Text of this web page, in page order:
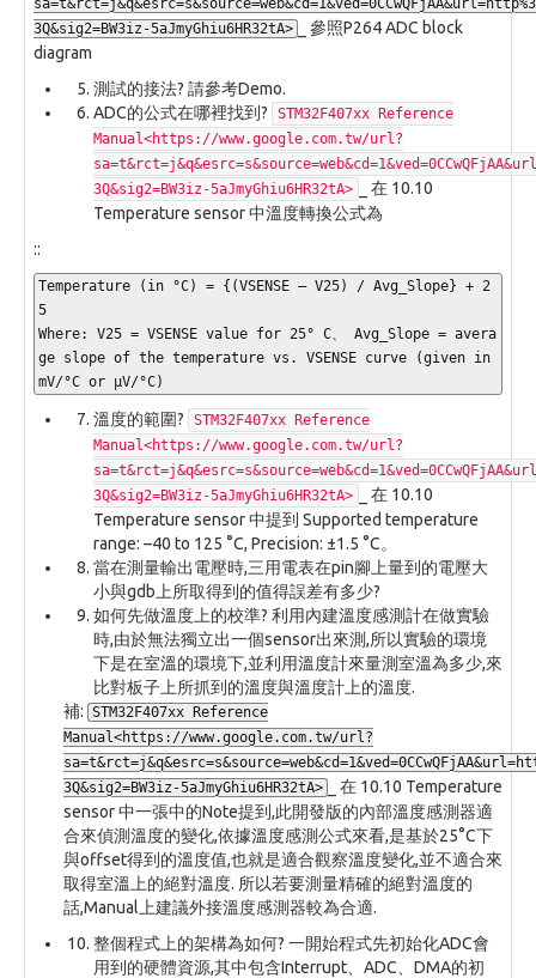
3Q&sig2=BW3iz-5aJmyGhiu6HR32tA>
_ 參照P264 ADC block
diagram
測試的接法? 請參考Demo.
ADC的公式在哪裡找到?
STM32F407xx Reference
Manual<https://www.google.com.tw/url?
3Q&sig2=BW3iz-5aJmyGhiu6HR32tA>
_ 在 10.10
Temperature sensor 中溫度轉換公式為
::
Temperature (in °C) = {(VSENSE – V25) / Avg_Slope} + 2
5
Where: V25 = VSENSE value for 25° C、 Avg_Slope = avera
ge slope of the temperature vs. VSENSE curve (given in
mV/°C or μV/°C)
溫度的範圍?
STM32F407xx Reference
Manual<https://www.google.com.tw/url?
3Q&sig2=BW3iz-5aJmyGhiu6HR32tA>
_ 在 10.10
Temperature sensor 中提到 Supported temperature
range: –40 to 125 °C, Precision: ±1.5 °C。
當在測量輸出電壓時,三用電表在pin腳上量到的電壓大
小與gdb上所取得到的值得誤差有多少?
如何先做溫度上的校準? 利用內建溫度感測計在做實驗
時,由於無法獨立出一個sensor出來測,所以實驗的環境
下是在室溫的環境下,並利用溫度計來量測室溫為多少,來
比對板子上所抓到的溫度與溫度計上的溫度.
補: STM32F407xx Reference
Manual<https://www.google.com.tw/url?
3Q&sig2=BW3iz-5aJmyGhiu6HR32tA>
_ 在 10.10 Temperature
sensor 中一張中的Note提到,此開發版的內部溫度感測器適
合來偵測溫度的變化,依據溫度感測公式來看,是基於25°C下
與offset得到的溫度值,也就是適合觀察溫度變化,並不適合來
取得室溫上的絕對溫度. 所以若要測量精確的絕對溫度的
話,Manual上建議外接溫度感測器較為合適.
整個程式上的架構為如何? 一開始程式先初始化ADC會
用到的硬體資源,其中包含Interrupt、ADC、DMA的初